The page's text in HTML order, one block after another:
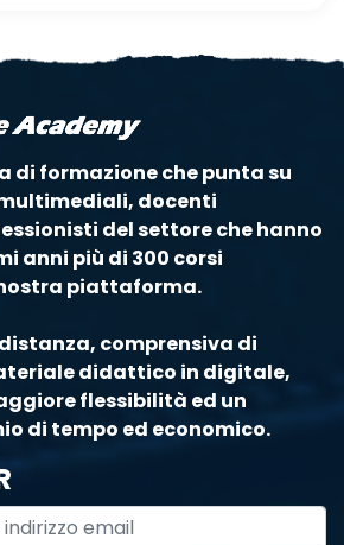
di formazione che punta su
docenti
del settore che hanno
anni più di 300 corsi
piattaforma.
comprensiva di
didattico in digitale,
flessibilità ed un
di tempo ed economico.